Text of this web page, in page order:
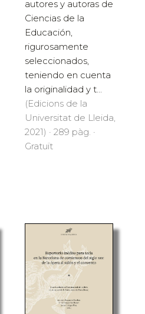
autores y autoras de
Ciencias de la
Educación,
rigurosamente
seleccionados,
teniendo en cuenta
la originalidad y t...
(Edicions de la
Universitat de Lleida,
2021) · 289 pàg. ·
Gratuït